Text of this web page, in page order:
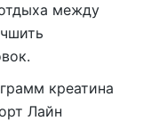
между
креатина
Лайн